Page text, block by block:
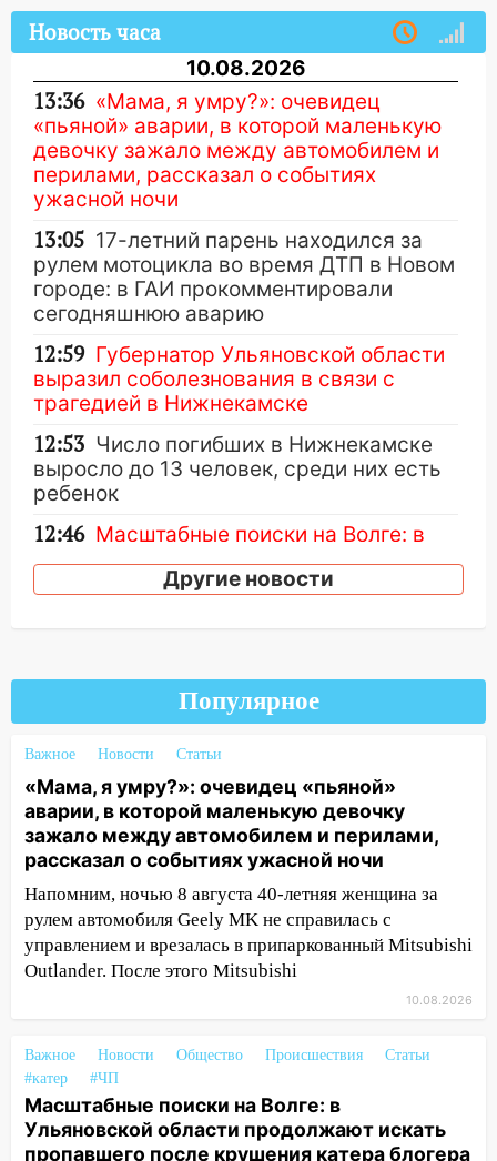
Новость часа
10.08.2026
13:36 «Мама, я умру?»: очевидец
«пьяной» аварии, в которой маленькую
девочку зажало между автомобилем и
перилами, рассказал о событиях
ужасной ночи
13:05 17-летний парень находился за
рулем мотоцикла во время ДТП в Новом
городе: в ГАИ прокомментировали
сегодняшнюю аварию
12:59 Губернатор Ульяновской области
выразил соболезнования в связи с
трагедией в Нижнекамске
12:53 Число погибших в Нижнекамске
выросло до 13 человек, среди них есть
ребенок
12:46 Масштабные поиски на Волге: в
Ульяновской области продолжают
искать пропавшего после крушения
девочки, которую зажало между
автомобилем и перилами во время
«пьяного» ДТП на Федерации
11:29
Сергей Клопков назначен
начальником управления
административно-технического
контроля администрации Ульяновска
11:12
В Ульяновской области в огне
погиб один человек
11:05 12 человек погибли и 39 получили
ранения после атаки беспилотников на
перехвачены четыре беспилотника
10:15 Соцсети: мотоциклист врезался в
«Калину» в Новом городе
Другие новости
Популярное
Важное Новости Статьи
«Мама, я умру?»: очевидец «пьяной»
аварии, в которой маленькую девочку
зажало между автомобилем и перилами,
рассказал о событиях ужасной ночи
Напомним, ночью 8 августа 40-летняя женщина за
рулем автомобиля Geely MK не справилась с
управлением и врезалась в припаркованный Mitsubishi
Outlander. После этого Mitsubishi
10.08.2026
Важное Новости Общество Происшествия
Статьи
#катер
#ЧП
Масштабные поиски на Волге: в
Ульяновской области продолжают искать
пропавшего после крушения катера блогера